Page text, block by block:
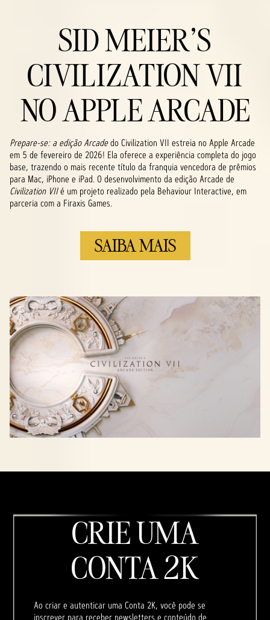
SID MEIER’S
CIVILIZATION VII
NO APPLE ARCADE
Prepare-se: a edição Arcadedo Civilization VII estreia no Apple Arcade
em 5 de fevereiro de 2026! Ela oferece a experiência completa do jogo
base, trazendo o mais recente título da franquia vencedora de prêmios
para Mac, iPhone e iPad. O desenvolvimento da edição Arcade de
Civilization VIIé um projeto realizado pela Behaviour Interactive, em
parceria com a Firaxis Games.
SAIBA MAIS
CRIE UMA
CONTA 2K
Ao criar e autenticar uma Conta 2K, você pode se
inscrever para receber newsletters e conteúdo de